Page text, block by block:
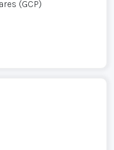
(GCP)